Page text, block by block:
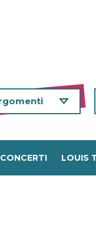
LOUIS